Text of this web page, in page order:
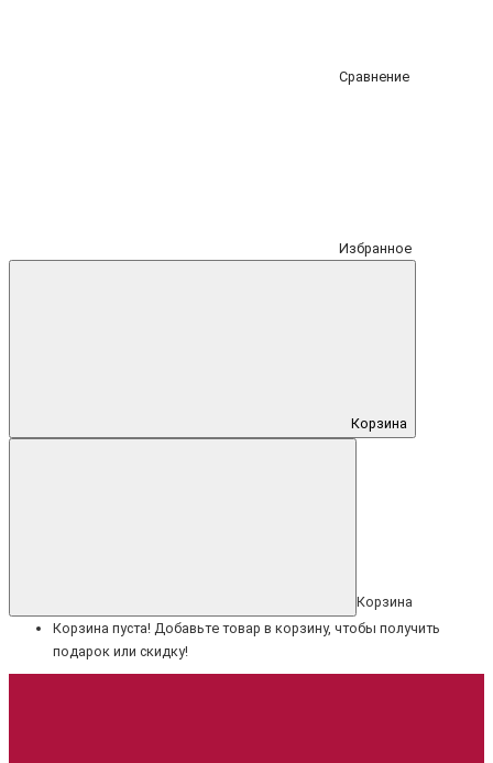
Сравнение
Избранное
Корзина
Корзина
Корзина пуста! Добавьте товар в корзину, чтобы получить
подарок или скидку!